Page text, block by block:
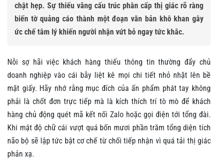
chật hẹp. Sự thiếu vắng cấu trúc phân cấp thị giác rõ ràng
biến tờ quảng cáo thành một đoạn văn bản khô khan gây
ức chế tâm lý khiến người nhận vứt bỏ ngay tức khắc.
Nỗi sợ hãi việc khách hàng thiếu thông tin thường đẩy chủ
doanh nghiệp vào cái bẫy liệt kê mọi chi tiết nhỏ nhặt lên bề
mặt giấy. Hãy nhớ rằng mục đích của ấn phẩm phát tay không
phải là chốt đơn trực tiếp mà là kích thích trí tò mò để khách
hàng chủ động quét mã kết nối Zalo hoặc gọi điện tới tổng đài.
Khi mật độ chữ cái vượt quá bốn mươi phần trăm tổng diện tích
não bộ sẽ lập tức bật cơ chế từ chối tiếp nhận vì quá tải thị giác
phản xạ.